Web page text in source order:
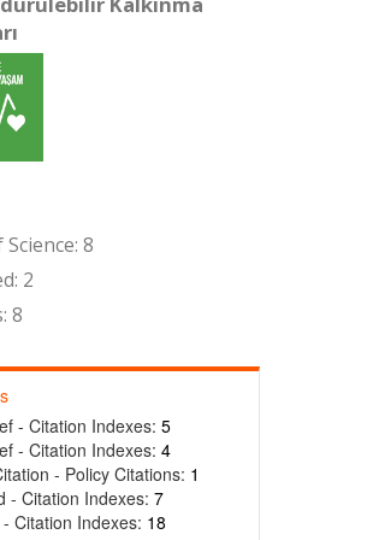
8
2
8
- Citation Indexes: 5
- Citation Indexes: 4
- Policy Citations: 1
- Citation Indexes: 7
Citation Indexes: 18